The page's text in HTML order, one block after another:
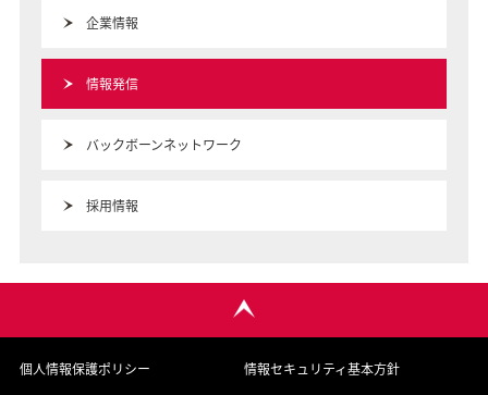
企業情報
情報発信
バックボーンネットワーク
採用情報
個人情報保護ポリシー
情報セキュリティ基本方針